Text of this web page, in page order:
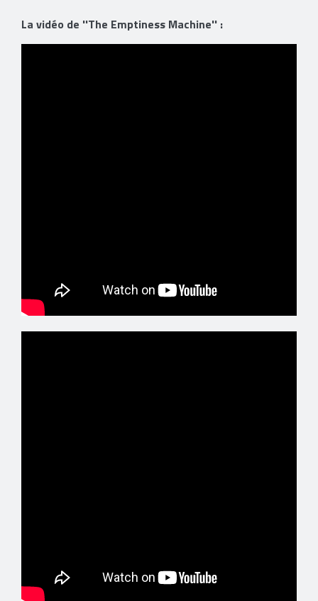
La vidéo de ''The Emptiness Machine'' :